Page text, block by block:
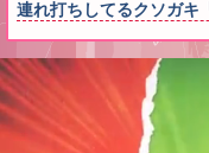
連れ打ちしてるクソガキ